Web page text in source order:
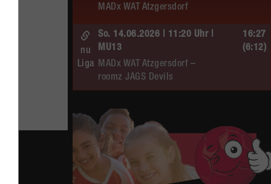
MADx WAT Atzgersdorf
So. 14.06.2026 | 11:20 Uhr |
MU13
MADx WAT Atzgersdorf –
roomz JAGS Devils
nu
Liga
16:27
(6:12)
ÖMS WU12 HF
SC HIT/UHC Absam –
MADx WAT Atzgersdorf
Liga
Sa. 13.06.2026 | 19:05 Uhr |
30:19